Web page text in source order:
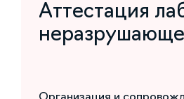
Аттестация
Организация и